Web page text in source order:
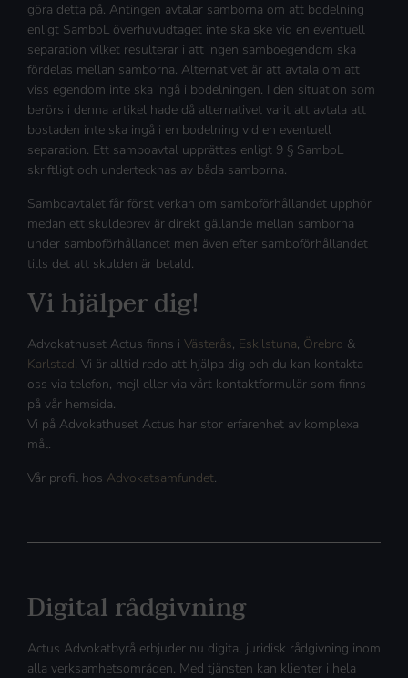
göra detta på. Antingen avtalar samborna om att bodelning
enligt SamboL överhuvudtaget inte ska ske vid en eventuell
separation vilket resulterar i att ingen samboegendom ska
fördelas mellan samborna. Alternativet är att avtala om att
viss egendom inte ska ingå i bodelningen. I den situation som
berörs i denna artikel hade då alternativet varit att avtala att
bostaden inte ska ingå i en bodelning vid en eventuell
separation. Ett samboavtal upprättas enligt 9 § SamboL
skriftligt och undertecknas av båda samborna.
Samboavtalet får först verkan om samboförhållandet upphör
medan ett skuldebrev är direkt gällande mellan samborna
under samboförhållandet men även efter samboförhållandet
tills det att skulden är betald.
Vi hjälper dig!
Advokathuset Actus finns i Västerås, Eskilstuna, Örebro &
Karlstad. Vi är alltid redo att hjälpa dig och du kan kontakta
oss via telefon, mejl eller via vårt kontaktformulär som finns
på vår hemsida.
Vi på Advokathuset Actus har stor erfarenhet av komplexa
mål.
Vår profil hos Advokatsamfundet.
Digital rådgivning
Actus Advokatbyrå erbjuder nu digital juridisk rådgivning inom
alla verksamhetsområden. Med tjänsten kan klienter i hela